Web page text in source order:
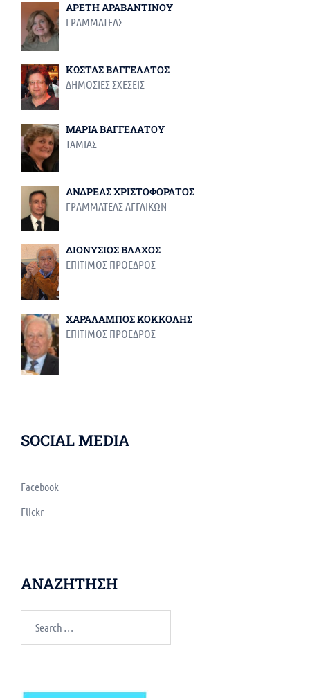
ΑΡΕΤΗ ΑΡΑΒΑΝΤΙΝΟΥ
ΓΡΑΜΜΑΤΕΑΣ
ΚΩΣΤΑΣ ΒΑΓΓΕΛΑΤΟΣ
ΔΗΜΟΣΙΕΣ ΣΧΕΣΕΙΣ
ΜΑΡΙΑ ΒΑΓΓΕΛΑΤΟΥ
ΤΑΜΙΑΣ
ΑΝΔΡΕΑΣ ΧΡΙΣΤΟΦΟΡΑΤΟΣ
ΓΡΑΜΜΑΤΕΑΣ ΑΓΓΛΙΚΩΝ
ΔΙΟΝΥΣΙΟΣ ΒΛΑΧΟΣ
ΕΠΙΤΙΜΟΣ ΠΡΟΕΔΡΟΣ
ΧΑΡΑΛΑΜΠΟΣ ΚΟΚΚΟΛΗΣ
ΕΠΙΤΙΜΟΣ ΠΡΟΕΔΡΟΣ
SOCIAL MEDIA
Facebook
Flickr
ΑΝΑΖΗΤΗΣΗ